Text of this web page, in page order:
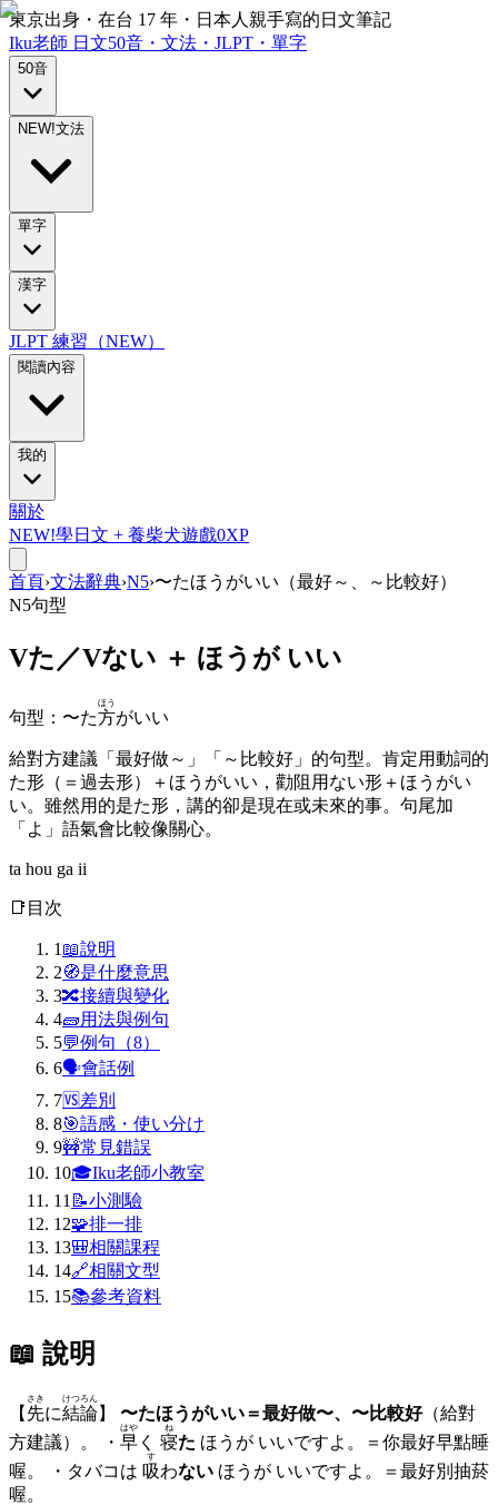
東京出身・在台 17 年・日本人親手寫的日文筆記
Iku老師 日文50音・文法・JLPT・單字
50音
NEW!文法
單字
漢字
JLPT 練習（NEW）
閱讀內容
我的
關於
NEW!學日文 + 養柴犬遊戲0XP
首頁›文法辭典›N5›〜たほうがいい（最好～、～比較好）
N5句型
Vた ／Vない ＋ ほうが いい
句型 ： 〜た方
ほう
がいい
給對方建議「最好做～」「～比較好」的句型。肯定用動詞的
た形（＝過去形）＋ほうがいい，勸阻用ない形＋ほうがい
い。雖然用的是た形，講的卻是現在或未來的事。句尾加
「よ」語氣會比較像關心。
ta hou ga ii
📑 目次
1 📖說明
2🧭是什麼意思
3🔀接續與變化
4🧱用法與例句
5💬例句（8）
6🗣會話例
7🆚差別
8🎯語感・使い分け
9🚧常見錯誤
10🎓Iku老師小教室
11 📝小測驗
12🧩排一排
13🎒相關課程
14🔗相關文型
15📚參考資料
📖 說明
【 先
さき
に結論
けつろん
】 〜たほうがいい＝最好做〜、〜比較好（給對
方建議）。 ・ 早
はや
く 寝
ね
た ほうが いいですよ。＝你最好早點睡
喔。 ・タバコは 吸
す
わない ほうが いいですよ。＝最好別抽菸
喔。